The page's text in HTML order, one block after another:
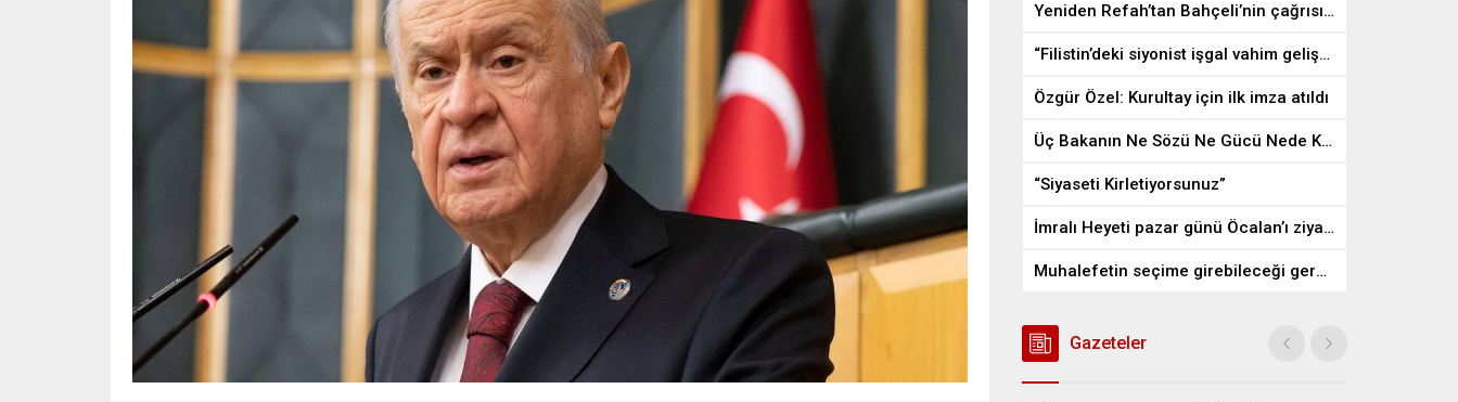
Yeniden Refah’tan Bahçeli’nin çağrısına destek
“Filistin’deki siyonist işgal vahim gelişmelere gebe”
Özgür Özel: Kurultay için ilk imza atıldı
Üç Bakanın Ne Sözü Ne Gücü Nede Kudreti Yetmedi
“Siyaseti Kirletiyorsunuz”
İmralı Heyeti pazar günü Öcalan’ı ziyaret edecek
Muhalefetin seçime girebileceği gerçek bir alan kalmayabilir
Gazeteler